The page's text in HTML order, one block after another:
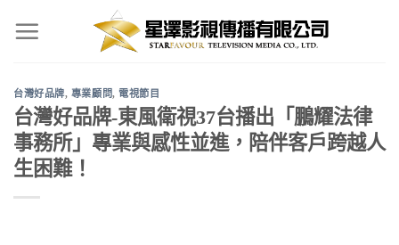
台灣好品牌, 專業顧問,電視節目
台灣好品牌-東風衛視37台播出「鵬耀法律
事務所」專業與感性並進，陪伴客戶跨越人
生困難！